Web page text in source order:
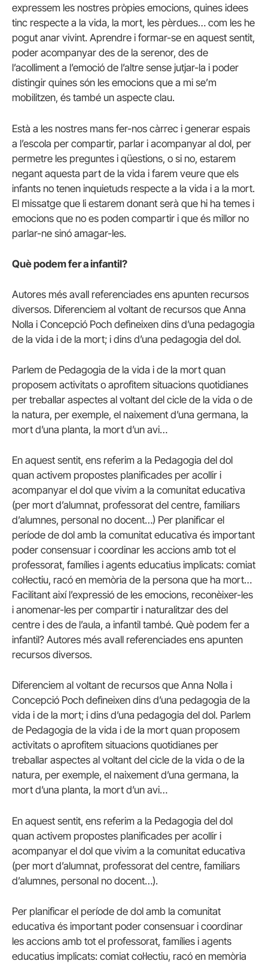
expressem les nostres pròpies emocions, quines idees
tinc respecte a la vida, la mort, les pèrdues… com les he
pogut anar vivint. Aprendre i formar-se en aquest sentit,
poder acompanyar des de la serenor, des de
l’acolliment a l’emoció de l’altre sense jutjar-la i poder
distingir quines són les emocions que a mi se’m
mobilitzen, és també un aspecte clau.
Està a les nostres mans fer-nos càrrec i generar espais
a l’escola per compartir, parlar i acompanyar al dol, per
permetre les preguntes i qüestions, o si no, estarem
negant aquesta part de la vida i farem veure que els
infants no tenen inquietuds respecte a la vida i a la mort.
El missatge que li estarem donant serà que hi ha temes i
emocions que no es poden compartir i que és millor no
parlar-ne sinó amagar-les.
Què podem fer a infantil?
Autores més avall referenciades ens apunten recursos
diversos. Diferenciem al voltant de recursos que Anna
Nolla i Concepció Poch defineixen dins d’una pedagogia
de la vida i de la mort; i dins d’una pedagogia del dol.
Parlem de Pedagogia de la vida i de la mort quan
proposem activitats o aprofitem situacions quotidianes
per treballar aspectes al voltant del cicle de la vida o de
la natura, per exemple, el naixement d’una germana, la
mort d’una planta, la mort d’un avi…
En aquest sentit, ens referim a la Pedagogia del dol
quan activem propostes planificades per acollir i
acompanyar el dol que vivim a la comunitat educativa
(per mort d’alumnat, professorat del centre, familiars
d’alumnes, personal no docent…) Per planificar el
període de dol amb la comunitat educativa és important
poder consensuar i coordinar les accions amb tot el
professorat, famílies i agents educatius implicats: comiat
col·lectiu, racó en memòria de la persona que ha mort…
Facilitant així l’expressió de les emocions, reconèixer-les
i anomenar-les per compartir i naturalitzar des del
centre i des de l’aula, a infantil també. Què podem fer a
infantil? Autores més avall referenciades ens apunten
recursos diversos.
Diferenciem al voltant de recursos que Anna Nolla i
Concepció Poch defineixen dins d’una pedagogia de la
vida i de la mort; i dins d’una pedagogia del dol. Parlem
de Pedagogia de la vida i de la mort quan proposem
activitats o aprofitem situacions quotidianes per
treballar aspectes al voltant del cicle de la vida o de la
natura, per exemple, el naixement d’una germana, la
mort d’una planta, la mort d’un avi…
En aquest sentit, ens referim a la Pedagogia del dol
quan activem propostes planificades per acollir i
acompanyar el dol que vivim a la comunitat educativa
(per mort d’alumnat, professorat del centre, familiars
d’alumnes, personal no docent…).
Per planificar el període de dol amb la comunitat
educativa és important poder consensuar i coordinar
les accions amb tot el professorat, famílies i agents
educatius implicats: comiat col·lectiu, racó en memòria